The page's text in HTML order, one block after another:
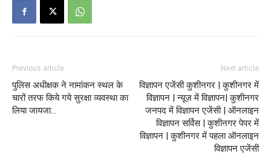
Previous article
पुलिस अधीक्षक ने नामांकन स्थल के
चारों तरफ किये गये सुरक्षा व्यवस्था का
लिया जायजा…
Next article
विज्ञापन एजेंसी कुशीनगर | कुशीनगर में
विज्ञापन | न्यूज़ में विज्ञापन| कुशीनगर
जनपद में विज्ञापन एजेंसी | ऑनलाइन
विज्ञापन सर्विस | कुशीनगर पेपर में
विज्ञापन | कुशीनगर में पहला ऑनलाइन
विज्ञापन एजेंसी